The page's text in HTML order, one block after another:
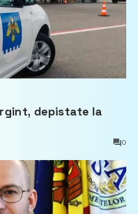
depistate la
0